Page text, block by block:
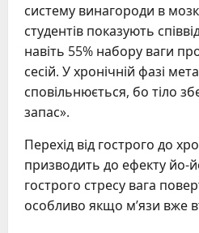
систему винагороди в
студентів показують
навіть 55% набору ваги
сесій. У хронічній фазі
сповільнюється, бо тіло
запас».
Перехід від гострого до
призводить до ефекту йо-
гострого стресу вага
особливо якщо м’язи вже